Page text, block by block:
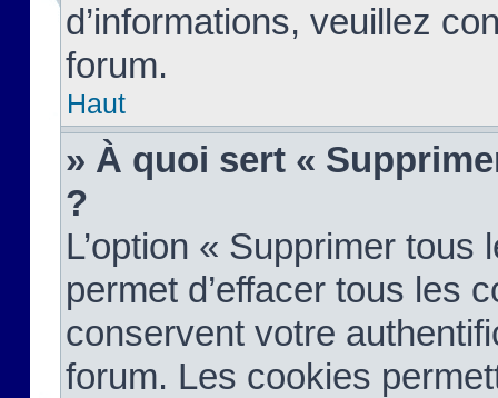
d’informations, veuillez
forum.
Haut
» À quoi sert «
?
L’option « Supprimer
permet d’effacer tous les
conservent votre
forum. Les cookies